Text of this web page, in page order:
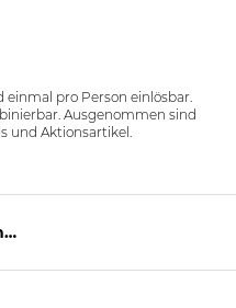
pro Person einlösbar.
Ausgenommen sind
und Aktionsartikel.